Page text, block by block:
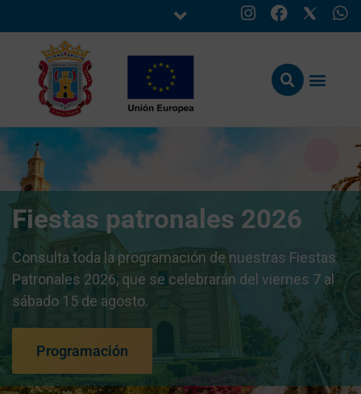
Fiestas patronales 2026
Consulta toda la programación de nuestras Fiestas
Patronales 2026, que se celebrarán del viernes 7 al
sábado 15 de agosto.
Programación